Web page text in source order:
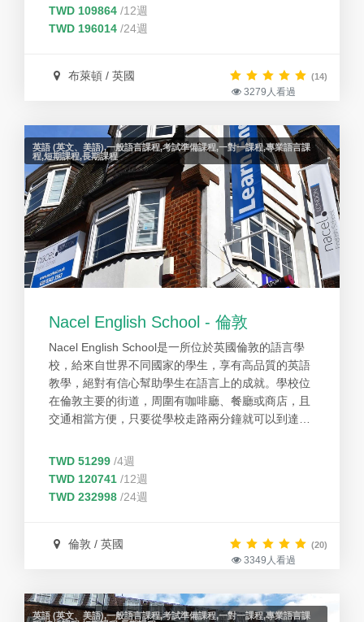
TWD 109864 /12週
TWD 196014 /24週
布萊頓 / 英國 (14)
3279人看過
英語 (英文、美語),一般語言課程,考試準備課程,一對一課程,專業語言課
程,短期課程,長期課程
Nacel English School - 倫敦
Nacel English School是一所位於英國倫敦的語言學
校，給來自世界不同國家的學生，享有高品質的英語
教學，絕對有信心幫助學生在語言上的成就。學校位
在倫敦主要的街道，周圍有咖啡廳、餐廳或商店，且
交通相當方便，只要從學校走路兩分鐘就可以到達地
生，讓學生感受到親切的氣氛。
TWD 51299 /4週
TWD 120741 /12週
TWD 232998 /24週
倫敦 / 英國 (20)
3349人看過
英語 (英文、美語),一般語言課程,考試準備課程,一對一課程,專業語言課